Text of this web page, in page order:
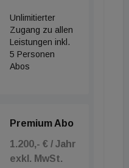
Unlimitierter
Zugang zu allen
Leistungen inkl.
5 Personen
Abos
Premium Abo
1.200,- € / Jahr
exkl. MwSt.